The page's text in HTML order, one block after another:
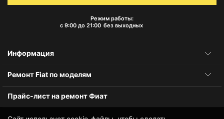
Режим работы:
с 9:00 до 21:00 без выходных
Информация
Ремонт Fiat по моделям
Прайс-лист на ремонт Фиат